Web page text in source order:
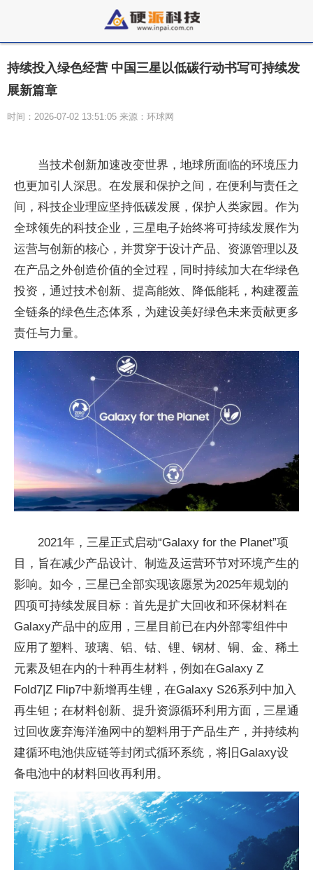
持续投入绿色经营 中国三星以低碳行动书写可持续发
展新篇章
时间：2026-07-02 13:51:05 来源：环球网
当技术创新加速改变世界，地球所面临的环境压力
也更加引人深思。在发展和保护之间，在便利与责任之
间，科技企业理应坚持低碳发展，保护人类家园。作为
全球领先的科技企业，三星电子始终将可持续发展作为
运营与创新的核心，并贯穿于设计产品、资源管理以及
在产品之外创造价值的全过程，同时持续加大在华绿色
投资，通过技术创新、提高能效、降低能耗，构建覆盖
全链条的绿色生态体系，为建设美好绿色未来贡献更多
责任与力量。
2021年，三星正式启动“Galaxy for the Planet”项
目，旨在减少产品设计、制造及运营环节对环境产生的
影响。如今，三星已全部实现该愿景为2025年规划的
四项可持续发展目标：首先是扩大回收和环保材料在
Galaxy产品中的应用，三星目前已在内外部零组件中
应用了塑料、玻璃、铝、钴、锂、钢材、铜、金、稀土
元素及钽在内的十种再生材料，例如在Galaxy Z
Fold7|Z Flip7中新增再生锂，在Galaxy S26系列中加入
再生钽；在材料创新、提升资源循环利用方面，三星通
过回收废弃海洋渔网中的塑料用于产品生产，并持续构
建循环电池供应链等封闭式循环系统，将旧Galaxy设
备电池中的材料回收再利用。